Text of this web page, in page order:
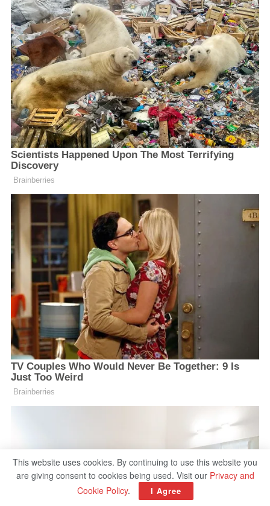
This website uses cookies. By continuing to use this website you
are giving consent to cookies being used. Visit our Privacy and
Cookie Policy. I Agree